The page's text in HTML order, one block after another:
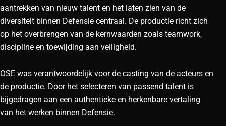
aantrekken van nieuw talent en het laten zien van de
diversiteit binnen Defensie centraal. De productie richt zich
op het overbrengen van de kernwaarden zoals teamwork,
discipline en toewijding aan veiligheid.
OSE was verantwoordelijk voor de casting van de acteurs en
de productie. Door het selecteren van passend talent is
bijgedragen aan een authentieke en herkenbare vertaling
van het werken binnen Defensie.